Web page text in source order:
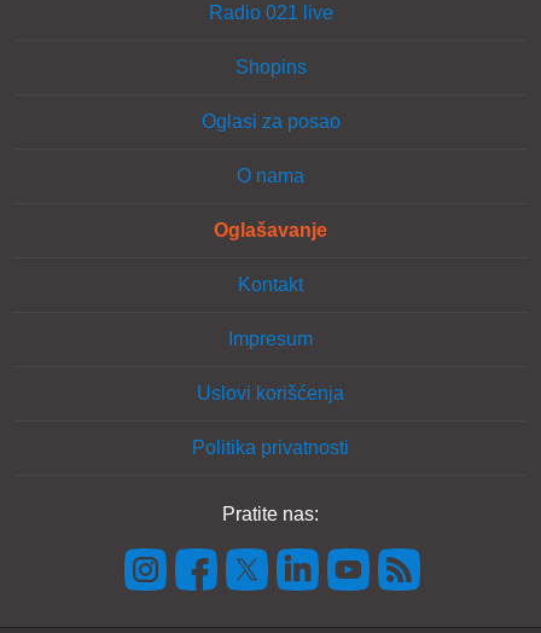
Radio 021 live
Shopins
Oglasi za posao
O nama
Oglašavanje
Kontakt
Impresum
Uslovi korišćenja
Politika privatnosti
Pratite nas: